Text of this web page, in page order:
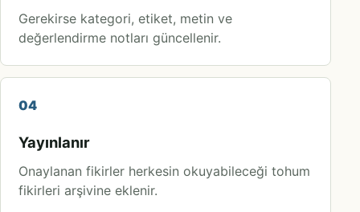
Gerekirse kategori, etiket, metin ve
değerlendirme notları güncellenir.
04
Yayınlanır
Onaylanan fikirler herkesin okuyabileceği tohum
fikirleri arşivine eklenir.